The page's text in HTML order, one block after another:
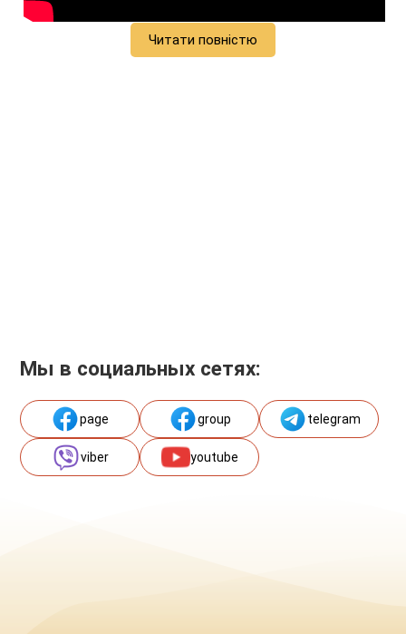
Читати повністю
Мы в социальных сетях:
page group telegram
viber youtube